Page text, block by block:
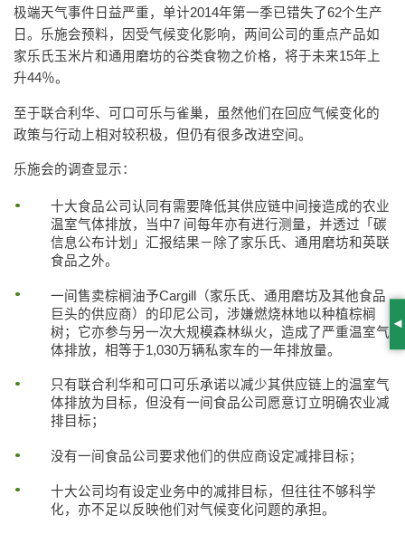
极端天气事件日益严重，单计2014年第一季已错失了62个生产
日。乐施会预料，因受气候变化影响，两间公司的重点产品如
家乐氏玉米片和通用磨坊的谷类食物之价格，将于未来15年上
升44％。
至于联合利华、可口可乐与雀巢，虽然他们在回应气候变化的
政策与行动上相对较积极，但仍有很多改进空间。
乐施会的调查显示：
十大食品公司认同有需要降低其供应链中间接造成的农业
温室气体排放，当中7 间每年亦有进行测量，并透过「碳
信息公布计划」汇报结果－除了家乐氏、通用磨坊和英联
食品之外。
一间售卖棕榈油予Cargill（家乐氏、通用磨坊及其他食品
巨头的供应商）的印尼公司，涉嫌燃烧林地以种植棕榈
树；它亦参与另一次大规模森林纵火，造成了严重温室气
体排放，相等于1,030万辆私家车的一年排放量。
只有联合利华和可口可乐承诺以减少其供应链上的温室气
体排放为目标，但没有一间食品公司愿意订立明确农业减
排目标；
没有一间食品公司要求他们的供应商设定减排目标；
十大公司均有设定业务中的减排目标，但往往不够科学
化，亦不足以反映他们对气候变化问题的承担。